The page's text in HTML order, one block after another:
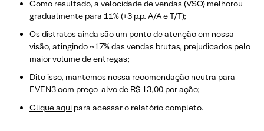
Como resultado, a velocidade de vendas (VSO) melhorou
gradualmente para 11% (+3 p.p. A/A e T/T);
Os distratos ainda são um ponto de atenção em nossa
visão, atingindo ~17% das vendas brutas, prejudicados pelo
maior volume de entregas;
Dito isso, mantemos nossa recomendação neutra para
EVEN3 com preço-alvo de R$ 13,00 por ação;
Clique aqui para acessar o relatório completo.